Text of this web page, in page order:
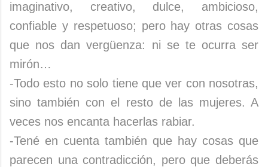
imaginativo, creativo, dulce, ambicioso,
confiable y respetuoso; pero hay otras cosas
que nos dan vergüenza: ni se te ocurra ser
mirón…
-Todo esto no solo tiene que ver con nosotras,
sino también con el resto de las mujeres. A
veces nos encanta hacerlas rabiar.
-Tené en cuenta también que hay cosas que
parecen una contradicción, pero que deberás